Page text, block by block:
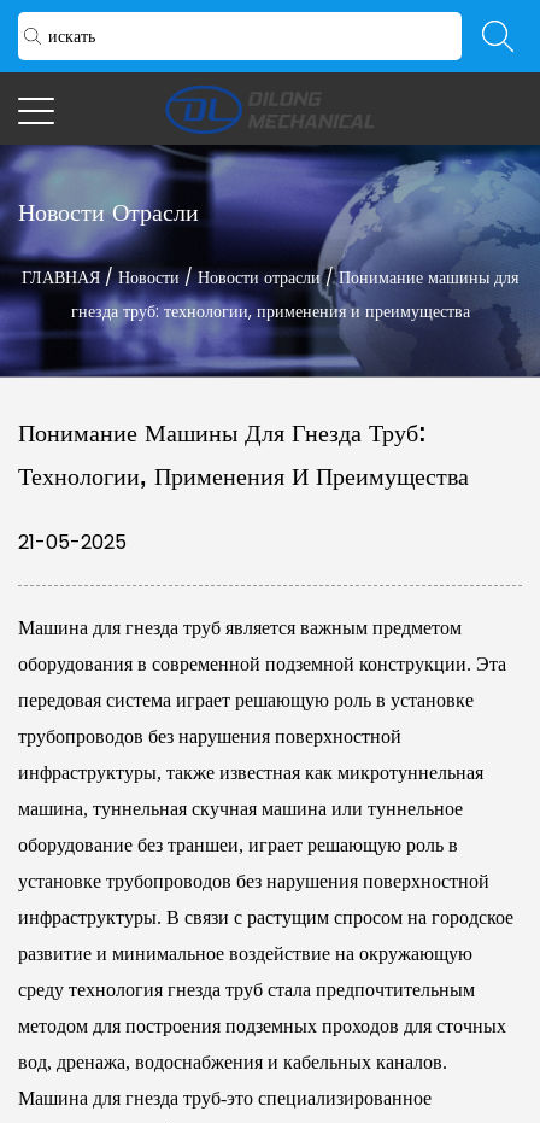
Новости Отрасли
ГЛАВНАЯ/Новости/Новости отрасли/Понимание машины для
гнезда труб: технологии, применения и преимущества
Понимание Машины Для Гнезда Труб:
Технологии, Применения И Преимущества
21-05-2025
Машина для гнезда труб является важным предметом
оборудования в современной подземной конструкции. Эта
передовая система играет решающую роль в установке
трубопроводов без нарушения поверхностной
инфраструктуры, также известная как микротуннельная
машина, туннельная скучная машина или туннельное
оборудование без траншеи, играет решающую роль в
установке трубопроводов без нарушения поверхностной
инфраструктуры. В связи с растущим спросом на городское
развитие и минимальное воздействие на окружающую
среду технология гнезда труб стала предпочтительным
методом для построения подземных проходов для сточных
вод, дренажа, водоснабжения и кабельных каналов.
Машина для гнезда труб-это специализированное